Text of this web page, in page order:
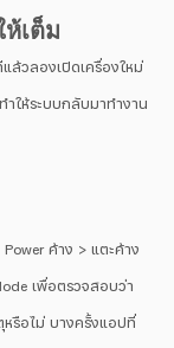
เต็ม
ล้วลองเปิดเครื่องใหม่
ำให้ระบบกลับมาทำงาน
ค้าง > แตะค้าง
เพื่อตรวจสอบว่า
รือไม่ บางครั้งแอปที่